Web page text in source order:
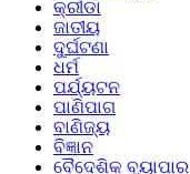
କ୍ରୀଡା
ଜାତୀୟ
ଦୁର୍ଘଟଣା
ଧର୍ମ
ପର୍ଯ୍ୟଟନ
ପାଣିପାଗ
ବାଣିଜ୍ୟ
ବିଜ୍ଞାନ
ବୈଦେଶିକ ବ୍ୟାପାର